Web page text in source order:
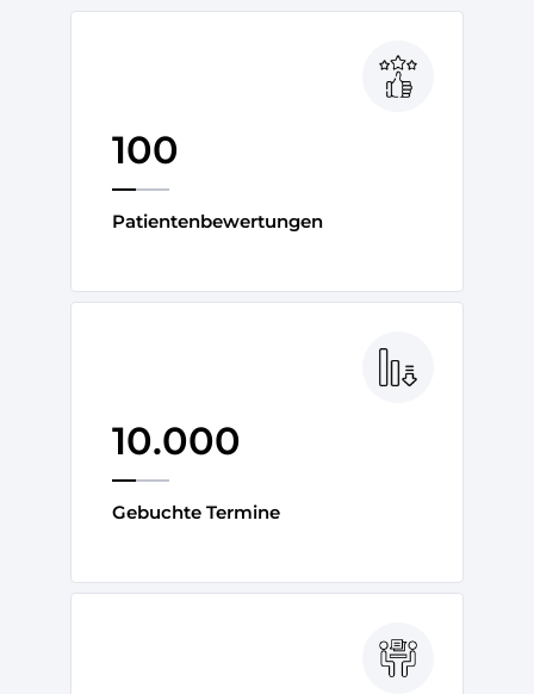
100
Patientenbewertungen
10.000
Gebuchte Termine